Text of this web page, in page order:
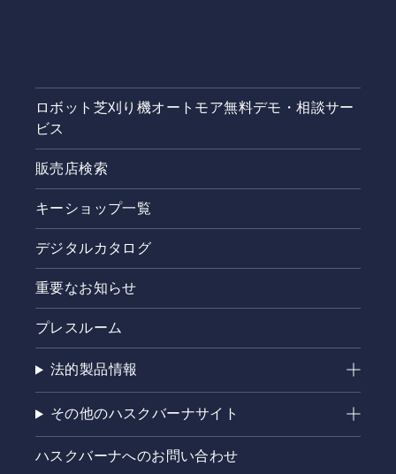
ロボット芝刈り機オートモア無料デモ・相談サー
ビス
販売店検索
キーショップ一覧
デジタルカタログ
重要なお知らせ
プレスルーム
法的製品情報
その他のハスクバーナサイト
ハスクバーナへのお問い合わせ